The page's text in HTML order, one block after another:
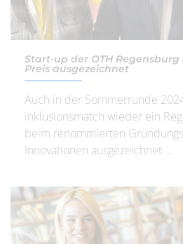
Start-up der OTH
Preis ausgezeichnet
Auch in der Sommerrunde
inklusionsmatch wieder ein
beim renommierten
Innovationen ausgezeichnet ...